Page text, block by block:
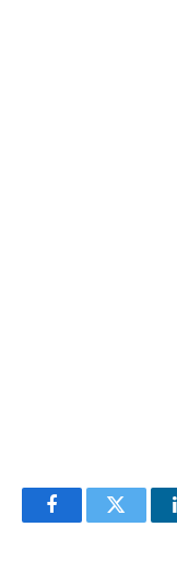
FacebookTwitter